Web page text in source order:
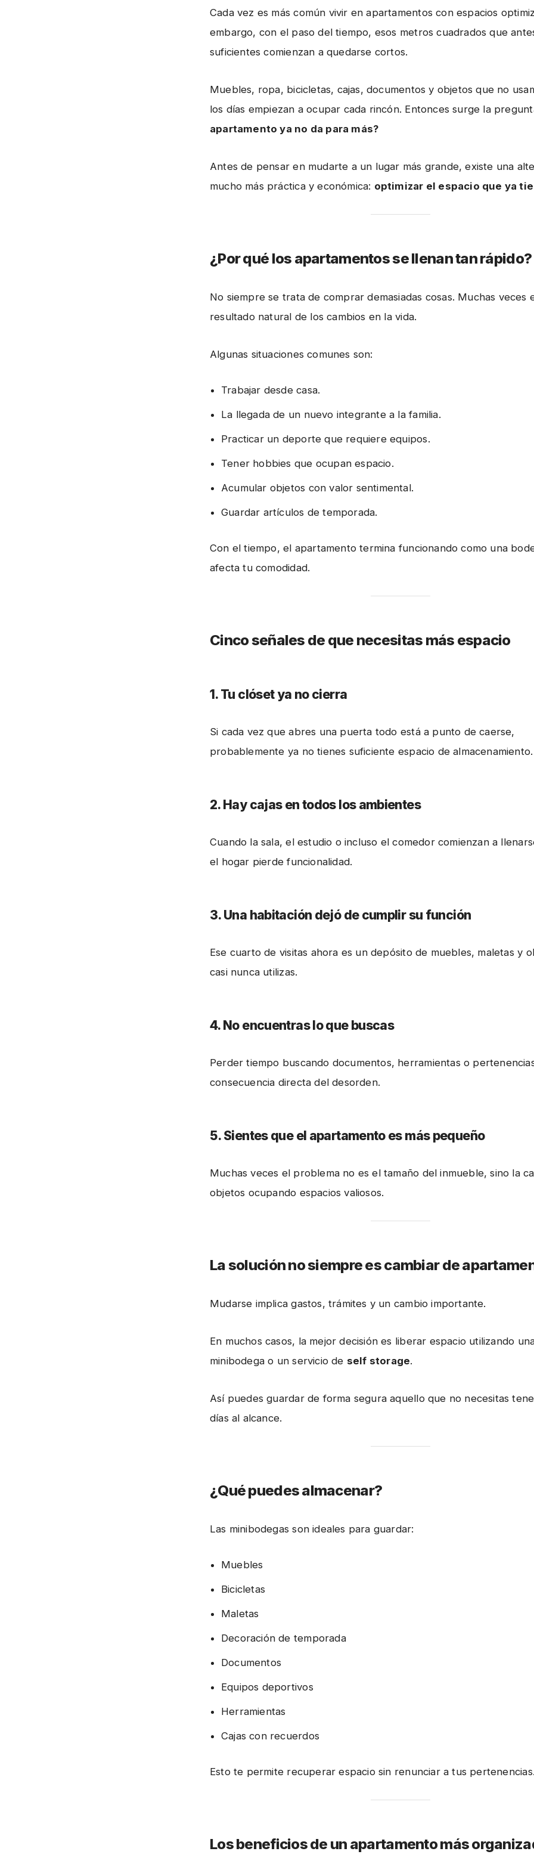
Cada vez es más común vivir en apartamentos con espacios
embargo, con el paso del tiempo, esos metros cuadrados que
suficientes comienzan a quedarse cortos.
Muebles, ropa, bicicletas, cajas, documentos y objetos que no
los días empiezan a ocupar cada rincón. Entonces surge la
apartamento ya no da para más?
Antes de pensar en mudarte a un lugar más grande, existe una
mucho más práctica y económica: optimizar el espacio que ya
¿Por qué los apartamentos se llenan tan rápido?
No siempre se trata de comprar demasiadas cosas. Muchas veces
resultado natural de los cambios en la vida.
Algunas situaciones comunes son:
Trabajar desde casa.
La llegada de un nuevo integrante a la familia.
Practicar un deporte que requiere equipos.
Tener hobbies que ocupan espacio.
Acumular objetos con valor sentimental.
Guardar artículos de temporada.
Con el tiempo, el apartamento termina funcionando como una
afecta tu comodidad.
Cinco señales de que necesitas más espacio
1. Tu clóset ya no cierra
Si cada vez que abres una puerta todo está a punto de caerse,
probablemente ya no tienes suficiente espacio de almacenamiento.
2. Hay cajas en todos los ambientes
Cuando la sala, el estudio o incluso el comedor comienzan a
el hogar pierde funcionalidad.
3. Una habitación dejó de cumplir su función
Ese cuarto de visitas ahora es un depósito de muebles, maletas y
casi nunca utilizas.
4. No encuentras lo que buscas
Perder tiempo buscando documentos, herramientas o
consecuencia directa del desorden.
5. Sientes que el apartamento es más pequeño
Muchas veces el problema no es el tamaño del inmueble, sino la
objetos ocupando espacios valiosos.
La solución no siempre es cambiar de
Mudarse implica gastos, trámites y un cambio importante.
En muchos casos, la mejor decisión es liberar espacio utilizando
minibodega o un servicio de self storage.
Así puedes guardar de forma segura aquello que no necesitas
días al alcance.
¿Qué puedes almacenar?
Las minibodegas son ideales para guardar:
Muebles
Bicicletas
Maletas
Decoración de temporada
Documentos
Equipos deportivos
Herramientas
Cajas con recuerdos
Esto te permite recuperar espacio sin renunciar a tus
Los beneficios de un apartamento más